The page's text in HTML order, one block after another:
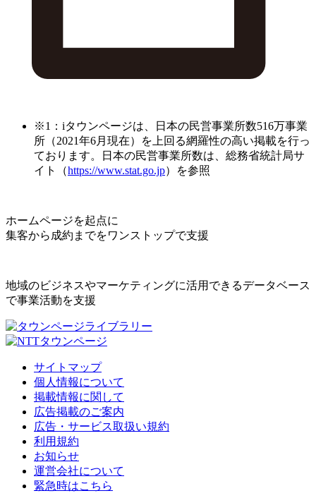
※1：iタウンページは、日本の民営事業所数516万事業
所（2021年6月現在）を上回る網羅性の高い掲載を行っ
ております。日本の民営事業所数は、総務省統計局サ
イト（https://www.stat.go.jp）を参照
ホームページを起点に
集客から成約までをワンストップで支援
地域のビジネスやマーケティングに活用できるデータベース
で事業活動を支援
サイトマップ
個人情報について
掲載情報に関して
広告掲載のご案内
広告・サービス取扱い規約
利用規約
お知らせ
運営会社について
緊急時はこちら